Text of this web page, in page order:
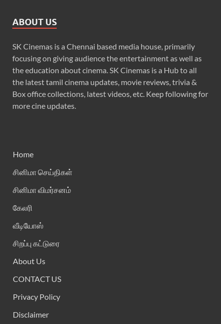
ABOUT US
SK Cinemas is a Chennai based media house, primarily
focusing on giving audience the entertainment as well as
the education about cinema. SK Cinemas is a Hub to all
the latest tamil cinema updates, movie reviews, trivia &
Box office collections, latest videos, etc. Keep following for
more cine updates.
Home
சினிமா செய்திகள்
சினிமா விமர்சனம்
கேலரி
வீடியோஸ்
சிறப்பு கட்டுரை
About Us
CONTACT US
Privacy Policy
Disclaimer